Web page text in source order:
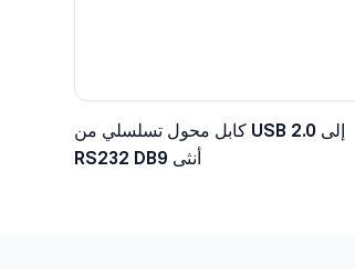
كابل محول تسلسلي من USB 2.0 إلى
RS232 DB9 أنثى